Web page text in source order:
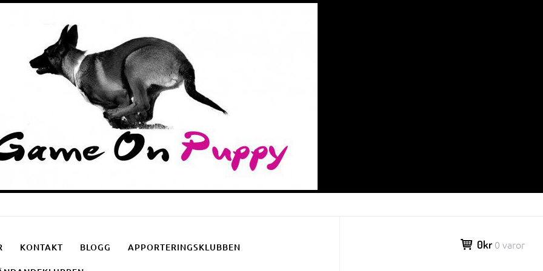
KONTAKT BLOGG APPORTERINGSKLUBBEN 0kr 0 varor